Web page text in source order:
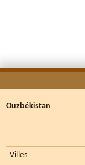
Ouzbékistan
Villes